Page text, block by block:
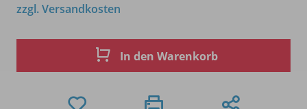
zzgl. Versandkosten
In den Warenkorb